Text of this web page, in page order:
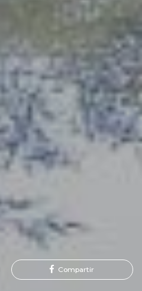
Compartir